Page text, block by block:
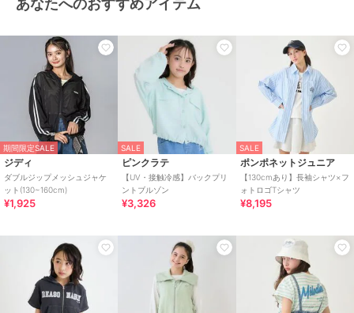
あなたへのおすすめアイテム
期間限定SALE
ジディ
ダブルジップメッシュジャケ
ット(130~160cm)
¥1,925
SALE
ピンクラテ
【UV・接触冷感】バックプリ
ントブルゾン
¥3,326
SALE
ポンポネットジュニア
【130cmあり】長袖シャツ×フ
ォトロゴTシャツ
¥8,195